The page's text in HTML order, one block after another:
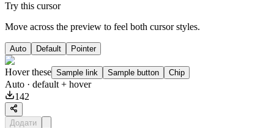
Try this cursor
Move across the preview to feel both cursor styles.
Auto Default Pointer
Hover these Sample link Sample button Chip
Auto · default + hover
142
Додати